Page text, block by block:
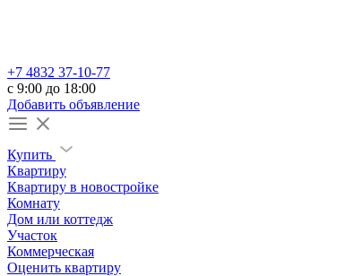
+7 4832 37-10-77
c 9:00 до 18:00
Добавить объявление
Купить
Квартиру
Квартиру в новостройке
Комнату
Дом или коттедж
Участок
Коммерческая
Оценить квартиру